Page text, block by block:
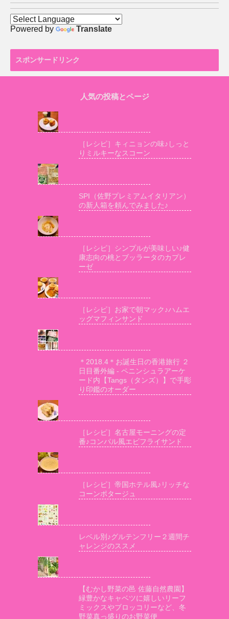
Powered by Translate
スポンサードリンク
人気の投稿とページ
［レシピ］キィニョンの味♪しっと
りミルキーなスコーン
SPI（佐野プレミアムイタリアン）
の新人箱を頼んでみました♪
［レシピ］シンプルが美味しい♪健
康志向の桃とブッラータのカプレ
ーゼ
［レシピ］お家で朝マック♪ハムエ
ッグマフィンサンド
＊2018.4＊お誕生日の香港旅行 ２
日目番外編 - ペニンシュラアーケ
ード内【Tangs（タンズ）】で手彫
り印鑑のオーダー
［レシピ］名古屋モーニングの定
番♪コンパル風エビフライサンド
［レシピ］帝国ホテル風♪リッチな
コーンポタージュ
レベル別♪グルテンフリー２週間チ
ャレンジのススメ
【むかし野菜の邑 佐藤自然農園】
緑豊かなキャベツに嬉しいリーフ
ミックスやブロッコリーなど、冬
野菜真っ盛りのお野菜便